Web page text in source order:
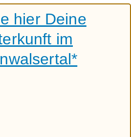
hier Deine
im